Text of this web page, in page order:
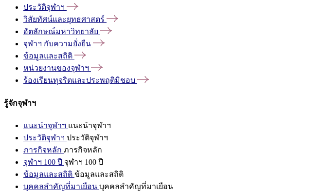
ประวัติจุฬาฯ
วิสัยทัศน์และยุทธศาสตร์
อัตลักษณ์มหาวิทยาลัย
จุฬาฯ กับความยั่งยืน
ข้อมูลและสถิติ
หน่วยงานของจุฬาฯ
ร้องเรียนทุจริตและประพฤติมิชอบ
รู้จักจุฬาฯ
แนะนำจุฬาฯ แนะนำจุฬาฯ
ประวัติจุฬาฯ ประวัติจุฬาฯ
ภารกิจหลัก ภารกิจหลัก
จุฬาฯ 100 ปี จุฬาฯ 100 ปี
ข้อมูลและสถิติ ข้อมูลและสถิติ
บุคคลสำคัญที่มาเยือน บุคคลสำคัญที่มาเยือน